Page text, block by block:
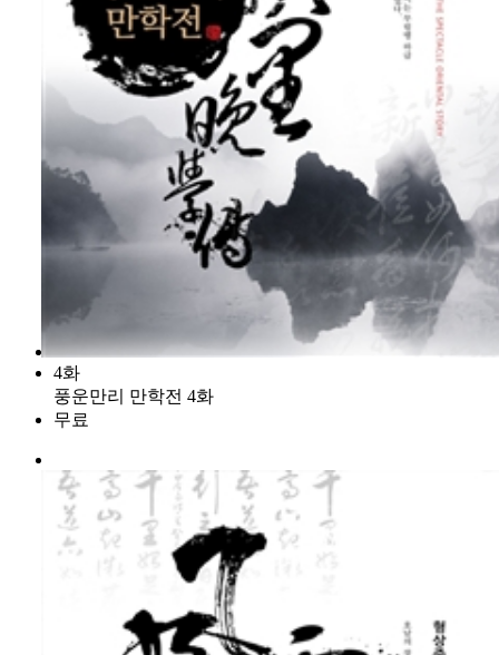
4화
풍운만리 만학전 4화
무료